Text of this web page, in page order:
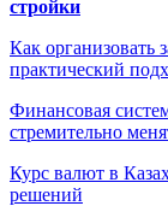
стройки
Как организовать
практический
Финансовая
стремительно
Курс валют в
решений